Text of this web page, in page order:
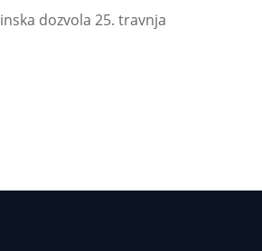
dozvola 25. travnja